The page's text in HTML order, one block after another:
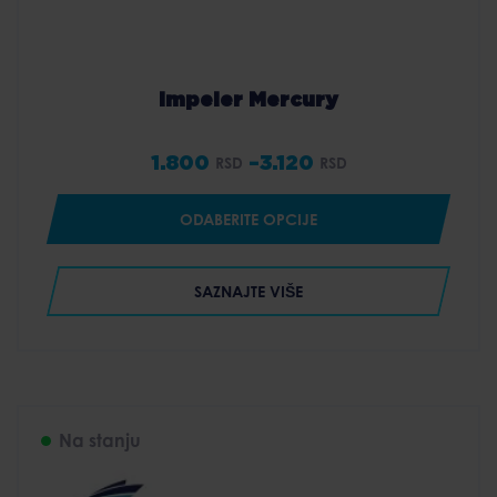
Impeler Mercury
1.800 RSD –3.120 RSD
Price
range:
1.800 RSD
through
3.120 RSD
ODABERITE OPCIJE
SAZNAJTE VIŠE
Na stanju